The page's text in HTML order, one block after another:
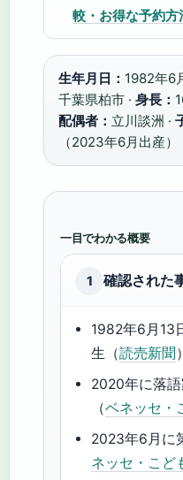
較・お得な予約方
生年月日： 1982年6
千葉県柏市 · 身長：
配偶者： 立川談洲 ·
（2023年6月出産）
一目でわかる概要
1 確認された
1982年6月13
生（読売新聞 ）
2020年に落
（ベネッセ・
2023年6月に
ネッセ・こど